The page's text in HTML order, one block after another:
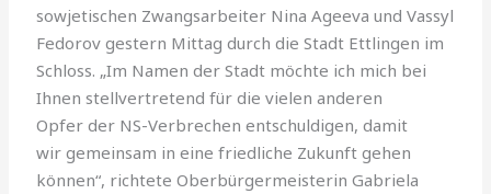
sowjetischen Zwangsarbeiter Nina Ageeva und Vassyl
Fedorov gestern Mittag durch die Stadt Ettlingen im
Schloss. „Im Namen der Stadt möchte ich mich bei
Ihnen stellvertretend für die vielen anderen
Opfer der NS-Verbrechen entschuldigen, damit
wir gemeinsam in eine friedliche Zukunft gehen
können“, richtete Oberbürgermeisterin Gabriela